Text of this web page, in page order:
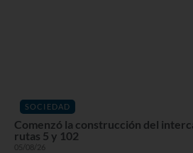
SOCIEDAD
Comenzó la construcción del
rutas 5 y 102
05/08/26